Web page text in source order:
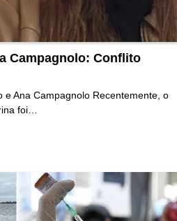
Campagnolo: Conflito
e Ana Campagnolo Recentemente, o
foi…